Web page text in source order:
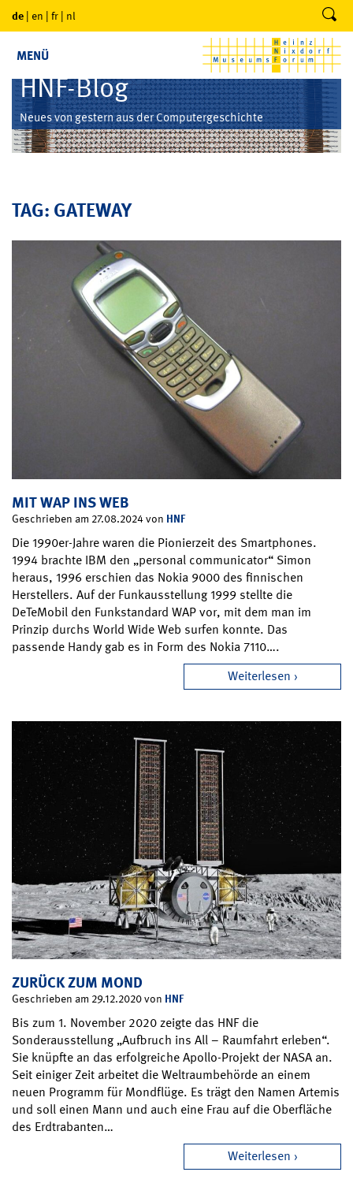
de | en | fr | nl
MENÜ
HNF-Blog
Neues von gestern aus der Computergeschichte
TAG: GATEWAY
MIT WAP INS WEB
Geschrieben am 27.08.2024 von HNF
Die 1990er-Jahre waren die Pionierzeit des Smartphones.
1994 brachte IBM den „personal communicator“ Simon
heraus, 1996 erschien das Nokia 9000 des finnischen
Herstellers. Auf der Funkausstellung 1999 stellte die
DeTeMobil den Funkstandard WAP vor, mit dem man im
Prinzip durchs World Wide Web surfen konnte. Das
passende Handy gab es in Form des Nokia 7110….
Weiterlesen
ZURÜCK ZUM MOND
Geschrieben am 29.12.2020 von HNF
Bis zum 1. November 2020 zeigte das HNF die
Sonderausstellung „Aufbruch ins All – Raumfahrt erleben“.
Sie knüpfte an das erfolgreiche Apollo-Projekt der NASA an.
Seit einiger Zeit arbeitet die Weltraumbehörde an einem
neuen Programm für Mondflüge. Es trägt den Namen Artemis
und soll einen Mann und auch eine Frau auf die Oberfläche
des Erdtrabanten…
Weiterlesen